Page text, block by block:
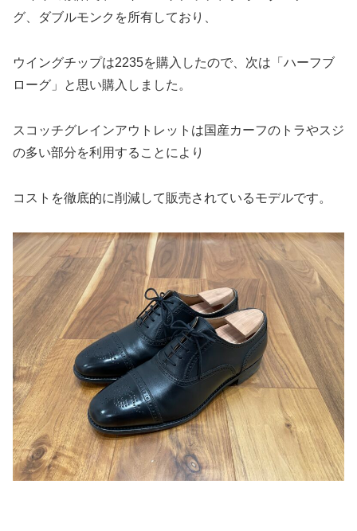
グ、ダブルモンクを所有しており、
ウイングチップは2235を購入したので、次は「ハーフブ
ローグ」と思い購入しました。
スコッチグレインアウトレットは国産カーフのトラやスジ
の多い部分を利用することにより
コストを徹底的に削減して販売されているモデルです。